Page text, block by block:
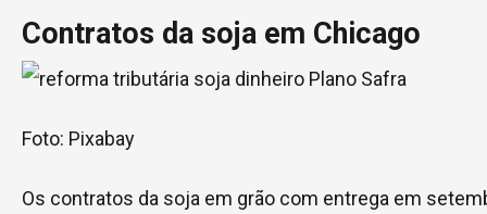
Contratos da soja em Chicago
Foto: Pixabay
Os contratos da soja em grão com entrega em